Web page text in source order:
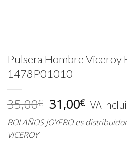
Pulsera Hombre Viceroy
1478P01010
35,00€ El
precio
original
31,00€El
precio
actual
IVA
BOLAÑOS JOYERO es
VICEROY